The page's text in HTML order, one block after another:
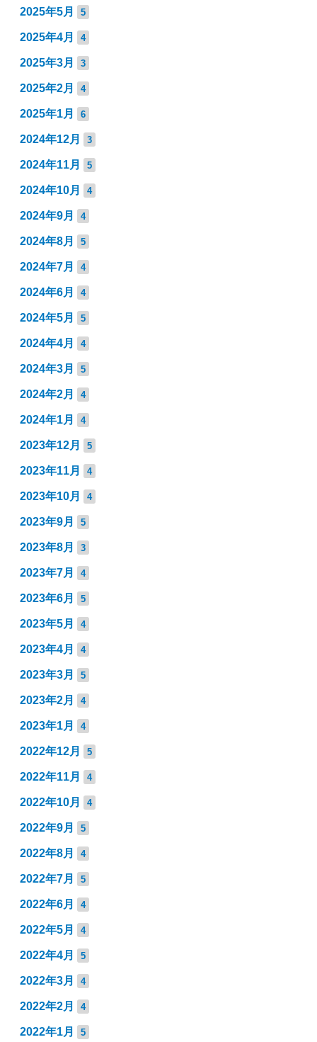
2025年5月 5
2025年4月 4
2025年3月 3
2025年2月 4
2025年1月 6
2024年12月 3
2024年11月 5
2024年10月 4
2024年9月 4
2024年8月 5
2024年7月 4
2024年6月 4
2024年5月 5
2024年4月 4
2024年3月 5
2024年2月 4
2024年1月 4
2023年12月 5
2023年11月 4
2023年10月 4
2023年9月 5
2023年8月 3
2023年7月 4
2023年6月 5
2023年5月 4
2023年4月 4
2023年3月 5
2023年2月 4
2023年1月 4
2022年12月 5
2022年11月 4
2022年10月 4
2022年9月 5
2022年8月 4
2022年7月 5
2022年6月 4
2022年5月 4
2022年4月 5
2022年3月 4
2022年2月 4
2022年1月 5